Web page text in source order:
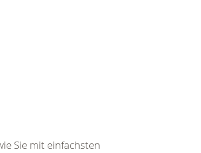
Sie mit einfachsten